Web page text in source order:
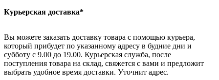
Курьерская доставка*
Вы можете заказать доставку товара с помощью курьера,
который прибудет по указанному адресу в будние дни и
субботу с 9.00 до 19.00. Курьерская служба, после
поступления товара на склад, свяжется с вами и предложит
выбрать удобное время доставки. Уточнит адрес.